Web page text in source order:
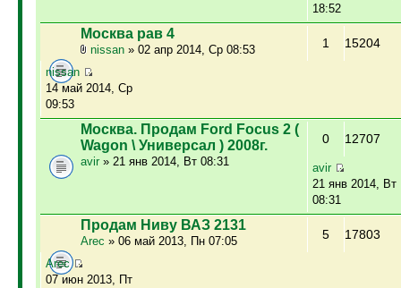
18:52
Москва рав 4
nissan» 02 апр 2014, Ср 08:53 1 15204
nissan
14 май 2014, Ср
09:53
Москва. Продам Ford Focus 2 (
Wagon \ Универсал ) 2008г.
avir» 21 янв 2014, Вт 08:31
0 12707
avir
21 янв 2014, Вт
08:31
Продам Ниву ВАЗ 2131
Arec » 06 май 2013, Пн 07:05 5 17803
Arec
07 июн 2013, Пт